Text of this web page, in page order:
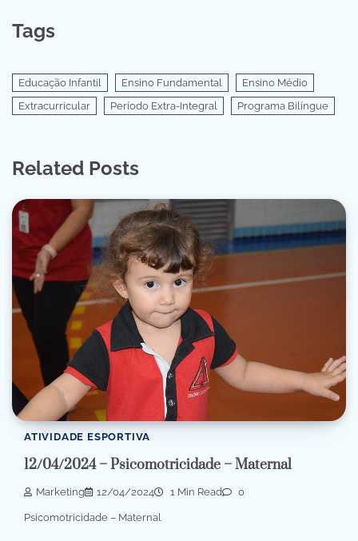
Tags
Educação Infantil Ensino Fundamental
Ensino Médio
Extracurricular
Período Extra-Integral Programa Bilíngue
Related Posts
ATIVIDADE ESPORTIVA
12/04/2024 – Psicomotricidade – Maternal
Marketing 12/04/2024 1 Min Read 0
Psicomotricidade – Maternal